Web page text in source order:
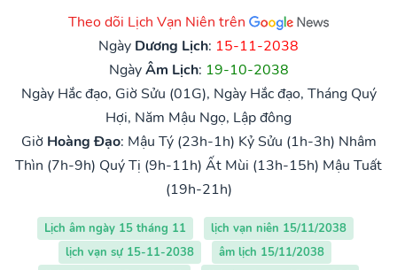
Theo dõi Lịch Vạn Niên trên
Ngày Dương Lịch: 15-11-2038
NgàyÂm Lịch: 19-10-2038
Ngày Hắc đạo, Giờ Sửu (01G), Ngày Hắc đạo, Tháng Quý
Hợi, Năm Mậu Ngọ, Lập đông
Giờ Hoàng Đạo: Mậu Tý (23h-1h) Kỷ Sửu (1h-3h) Nhâm
Thìn (7h-9h) Quý Tị (9h-11h) Ất Mùi (13h-15h) Mậu Tuất
(19h-21h)
Lịch âm ngày 15 tháng 11
lịch vạn niên 15/11/2038
lịch vạn sự 15-11-2038
âm lịch 15/11/2038